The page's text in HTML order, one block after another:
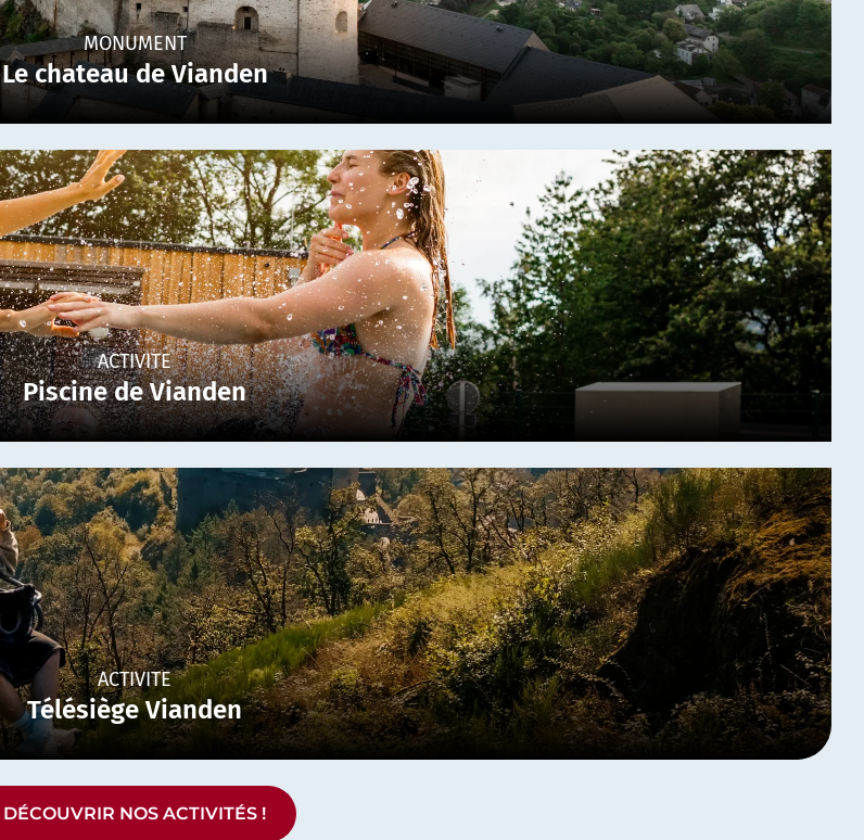
MONUMENT
Le chateau de Vianden
ACTIVITE
Piscine de Vianden
ACTIVITE
Télésiège Vianden
DÉCOUVRIR NOS ACTIVITÉS !